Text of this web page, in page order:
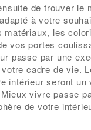
de trouver le
à votre
matériaux, les
vos portes
passe par une
cadre de vie.
intérieur seront un
vivre passe
de votre